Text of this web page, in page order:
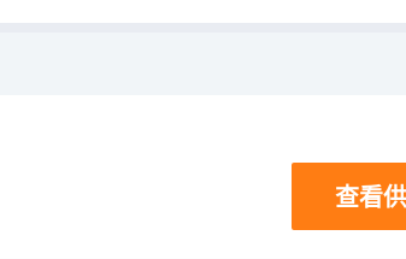
查看